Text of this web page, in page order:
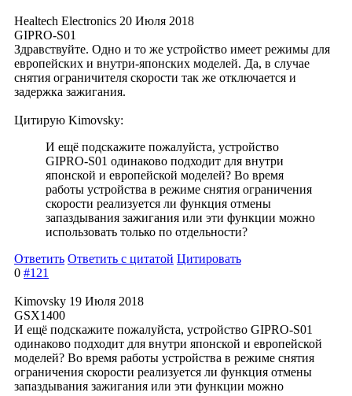
Healtech Electronics 20 Июля 2018
GIPRO-S01
Здравствуйте. Одно и то же устройство имеет режимы для
европейских и внутри-японских моделей. Да, в случае
снятия ограничителя скорости так же отключается и
задержка зажигания.
Цитирую Kimovsky:
И ещё подскажите пожалуйста, устройство
GIPRO-S01 одинаково подходит для внутри
японской и европейской моделей? Во время
работы устройства в режиме снятия ограничения
скорости реализуется ли функция отмены
запаздывания зажигания или эти функции можно
использовать только по отдельности?
Ответить Ответить с цитатой Цитировать
0 #121
Kimovsky 19 Июля 2018
GSX1400
И ещё подскажите пожалуйста, устройство GIPRO-S01
одинаково подходит для внутри японской и европейской
моделей? Во время работы устройства в режиме снятия
ограничения скорости реализуется ли функция отмены
запаздывания зажигания или эти функции можно